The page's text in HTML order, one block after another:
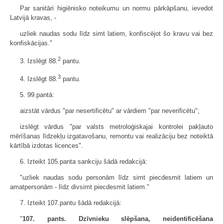
Par sanitāri higiēnisko noteikumu un normu pārkāpšanu, ievedot
Latvijā kravas, -
uzliek naudas sodu līdz simt latiem, konfiscējot šo kravu vai bez
konfiskācijas."
3. Izslēgt 88. 2 pantu.
4. Izslēgt 88.3 pantu.
5. 99.pantā:
aizstāt vārdus "par nesertificētu" ar vārdiem "par neverificētu";
izslēgt vārdus "par valsts metroloģiskajai kontrolei pakļauto
mērīšanas līdzekļu izgatavošanu, remontu vai realizāciju bez noteiktā
kārtībā izdotas licences".
6. Izteikt 105.panta sankciju šādā redakcijā:
"uzliek naudas sodu personām līdz simt piecdesmit latiem un
amatpersonām - līdz divsimt piecdesmit latiem."
7. Izteikt 107.pantu šādā redakcijā:
"107. pants. Dzīvnieku slēpšana, neidentificēšana